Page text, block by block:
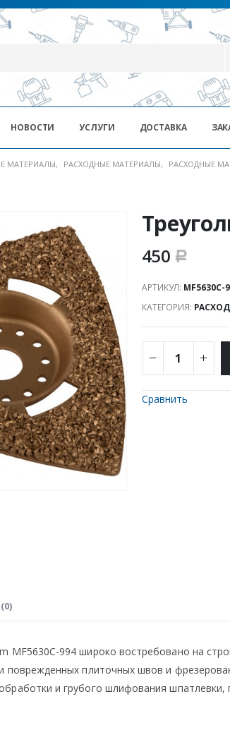
НОВОСТИ УСЛУГИ ДОСТАВКА
МАТЕРИАЛЫ, РАСХОДНЫЕ МАТЕРИАЛЫ, РАСХОДНЫЕ
450 Р
АРТИКУЛ: MF5630C-
КАТЕГОРИЯ:
Сравнить
MF5630C-994 широко востребовано на
поврежденных плиточных швов и
и грубого шлифования шпатлевки,